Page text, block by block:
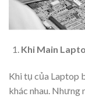
Khi Main
Khi tụ của Laptop
khác nhau. Nhưng